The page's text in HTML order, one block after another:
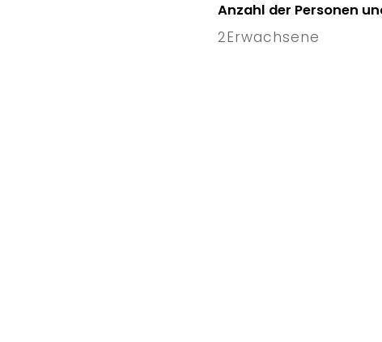
Anzahl der Personen
2Erwachsene